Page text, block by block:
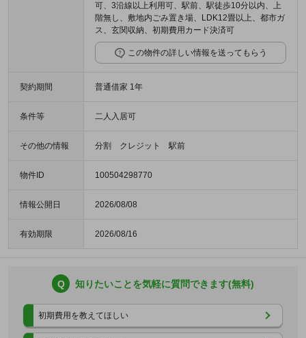
可、3沿線以上利用可、駅前、駅徒歩10分以内、上
階無し、敷地内ごみ置き場、LDK12畳以上、都市ガ
ス、玄関収納、初期費用カード決済可
この物件の詳しい情報を送ってもらう
契約期間 普通借家 1年
条件等 二人入居可
その他の情報 分割 クレジット 駅前
物件ID 100504298770
情報公開日 2026/08/08
有効期限 2026/08/16
Q 知りたいことを気軽に質問できます(無料)
初期費用を教えてほしい